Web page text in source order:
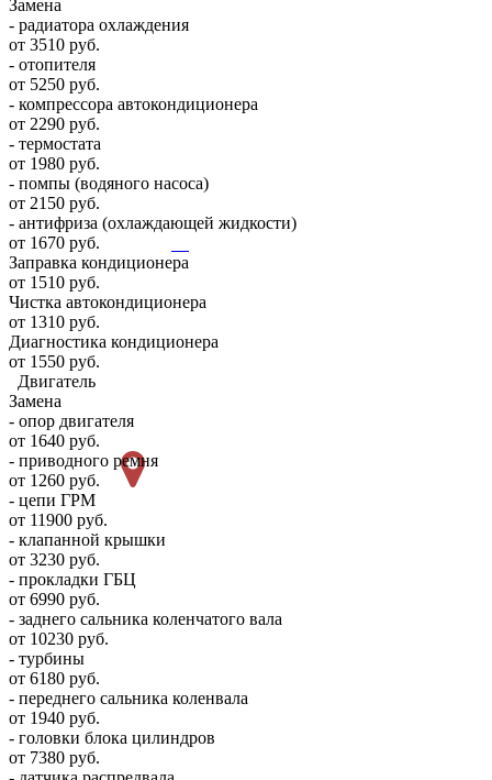
Замена
- радиатора охлаждения
от 3510 руб.
- отопителя
от 5250 руб.
- компрессора автокондиционера
от 2290 руб.
- термостата
от 1980 руб.
- помпы (водяного насоса)
от 2150 руб.
- антифриза (охлаждающей жидкости)
от 1670 руб.
Заправка кондиционера
от 1510 руб.
Чистка автокондиционера
от 1310 руб.
Диагностика кондиционера
от 1550 руб.
Двигатель
Замена
- опор двигателя
от 1640 руб.
- приводного ремня
от 1260 руб.
- цепи ГРМ
от 11900 руб.
- клапанной крышки
от 3230 руб.
- прокладки ГБЦ
от 6990 руб.
- заднего сальника коленчатого вала
от 10230 руб.
- турбины
от 6180 руб.
- переднего сальника коленвала
от 1940 руб.
- головки блока цилиндров
от 7380 руб.